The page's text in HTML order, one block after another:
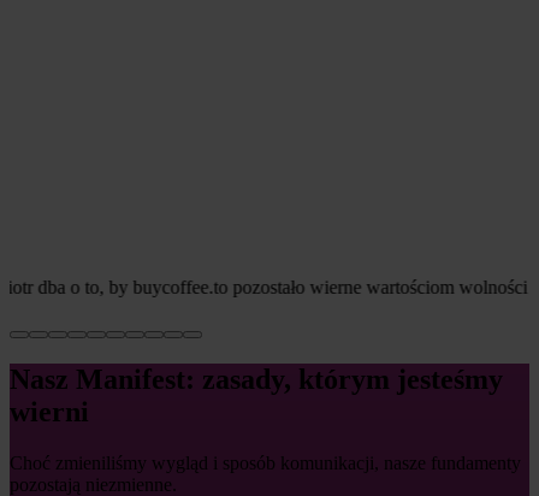
dba o to, by buycoffee.to pozostało wierne wartościom wolności
Nasz Manifest: zasady, którym jesteśmy
wierni
Choć zmieniliśmy wygląd i sposób komunikacji, nasze fundamenty
pozostają niezmienne.